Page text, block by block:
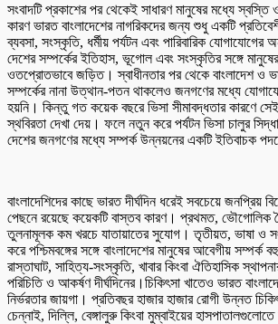
সংবাদটি প্রকাশের পর থেকেই সাধারণ মানুষের মধ্যে
কারণ ভারত বাংলাদেশের নাগরিকদের জন্য শুধু একটি প্রতিবেশী
ব্যবসা, সংস্কৃতি, ধর্মীয় পর্যটন এবং পারিবারিক
দেশের সম্পর্কের ইতিহাস, ভূগোল এবং সংস্কৃতির সঙ্গে মানুষের
ওতপ্রোতভাবে জড়িত। স্বাধীনতার পর থেকে বাংলাদেশ ও
সম্পর্কের নানা উত্থান-পতন থাকলেও জনগণের মধ্যে
হয়নি। কিন্তু গত কয়েক বছরে ভিসা সীমাবদ্ধতার কারণে
স্থবিরতা দেখা দেয়। ফলে নতুন করে পর্যটন ভিসা চালুর
দেশের জনগণের মধ্যে সম্পর্ক উন্নয়নের একটি ইতিবাচক
বাংলাদেশিদের কাছে ভারত দীর্ঘদিন ধরেই সবচেয়ে
পেছনে রয়েছে কয়েকটি বাস্তব কারণ। প্রথমত, ভৌগোলিক
তুলনামূলক কম খরচে যাতায়াতের সুযোগ। তৃতীয়ত, ভাষা ও
করে পশ্চিমবঙ্গের সঙ্গে বাংলাদেশের মানুষের আবেগীয়
রাস্তাঘাট, সাহিত্য-সংস্কৃতি, খাবার কিংবা ঐতিহাসিক
পরিচিতি ও আকর্ষণ দীর্ঘদিনের।চিকিৎসা খাতেও ভারত
নির্ভরতার জায়গা। প্রতিবছর হাজার হাজার রোগী উন্নত
চেন্নাই, দিল্লি, বেঙ্গালুরু কিংবা মুম্বাইয়ের হাসপাতালগুলোতে